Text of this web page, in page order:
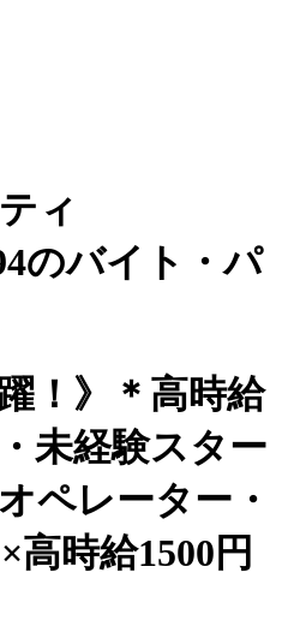
ィ
のバイト・パ
！》＊高時給
未経験スター
ペレーター・
時給1500円